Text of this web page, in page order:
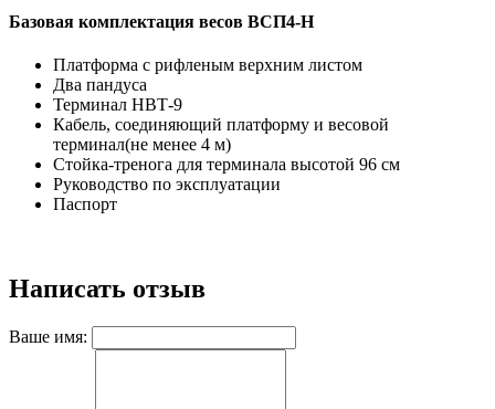
Базовая комплектация весов ВСП4-Н
Платформа с рифленым верхним листом
Два пандуса
Терминал НВТ-9
Кабель, соединяющий платформу и весовой
терминал(не менее 4 м)
Стойка-тренога для терминала высотой 96 см
Руководство по эксплуатации
Паспорт
Написать отзыв
Ваше имя: